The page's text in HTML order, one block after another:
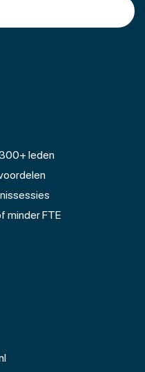
leden
minder FTE